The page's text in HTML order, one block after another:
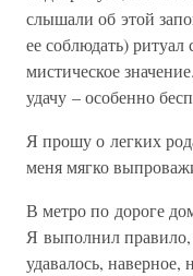
слышали об этой
ее соблюдать)
мистическое
удачу – особенно
Я прошу о легких
меня мягко
В метро по дороге
Я выполнил
удавалось,